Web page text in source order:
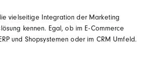
vielseitige Integration der Marketing
kennen. Egal, ob im E-Commerce
und Shopsystemen oder im CRM Umfeld.